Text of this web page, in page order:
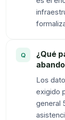
¿Qué
Los
exigido
general